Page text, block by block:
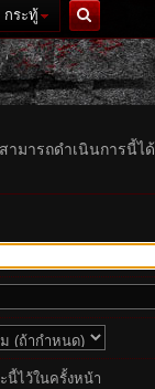
กระทู้
ค้นหา
ามารถดำเนินการนี้ได้
นี้ไว้ในครั้งหน้า